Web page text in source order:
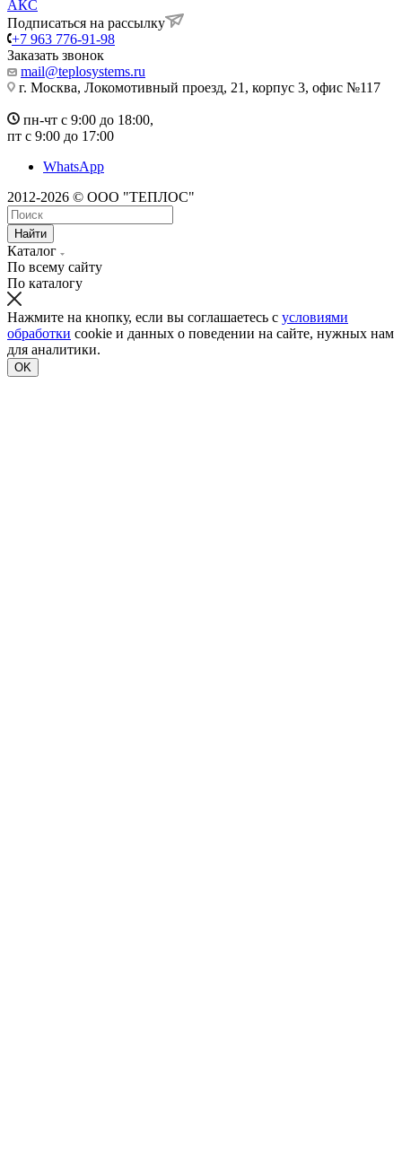
АКС
Подписаться на рассылку
+7 963 776-91-98
Заказать звонок
mail@teplosystems.ru
г. Москва, Локомотивный проезд, 21, корпус 3, офис №117
пн-чт с 9:00 до 18:00,
пт с 9:00 до 17:00
WhatsApp
2012-2026 © ООО "ТЕПЛОС"
Найти
Каталог
По всему сайту
По каталогу
Нажмите на кнопку, если вы соглашаетесь с условиями
обработки cookie и данных о поведении на сайте, нужных нам
для аналитики.
OK